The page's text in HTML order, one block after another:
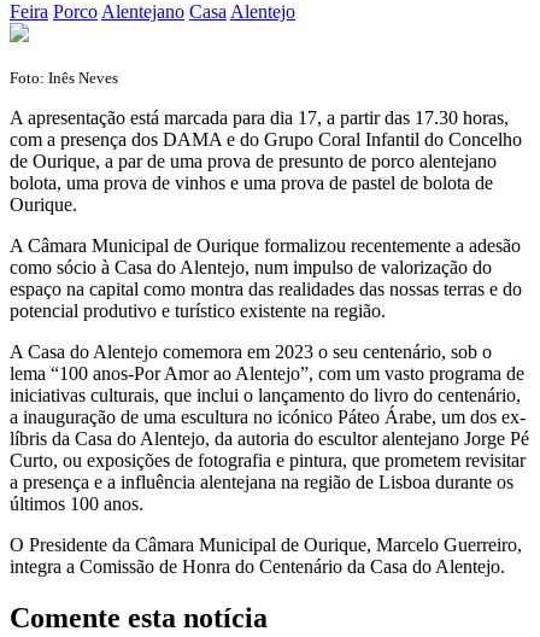
Feira PorcoAlentejano CasaAlentejo
Foto: Inês Neves
A apresentação está marcada para dia 17, a partir das 17.30 horas,
com a presença dos DAMA e do Grupo Coral Infantil do Concelho
de Ourique, a par de uma prova de presunto de porco alentejano
bolota, uma prova de vinhos e uma prova de pastel de bolota de
Ourique.
A Câmara Municipal de Ourique formalizou recentemente a adesão
como sócio à Casa do Alentejo, num impulso de valorização do
espaço na capital como montra das realidades das nossas terras e do
potencial produtivo e turístico existente na região.
A Casa do Alentejo comemora em 2023 o seu centenário, sob o
lema “100 anos-Por Amor ao Alentejo”, com um vasto programa de
iniciativas culturais, que inclui o lançamento do livro do centenário,
a inauguração de uma escultura no icónico Páteo Árabe, um dos ex-
líbris da Casa do Alentejo, da autoria do escultor alentejano Jorge Pé
Curto, ou exposições de fotografia e pintura, que prometem revisitar
a presença e a influência alentejana na região de Lisboa durante os
últimos 100 anos.
O Presidente da Câmara Municipal de Ourique, Marcelo Guerreiro,
integra a Comissão de Honra do Centenário da Casa do Alentejo.
Comente esta notícia